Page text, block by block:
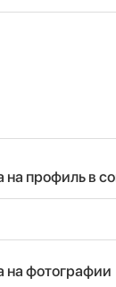
на профиль в
на фотографии